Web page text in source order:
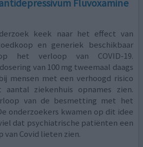
Fluvoxamine
keek naar het effect van
en generiek beschikbaar
het verloop van COVID-19.
van 100 mg tweemaal daags
mensen met een verhoogd risico
ziekenhuis opnames zien.
van de besmetting met het
onderzoekers kwamen op dit idee
dat psychiatrische patiënten een
van Covid lieten zien.